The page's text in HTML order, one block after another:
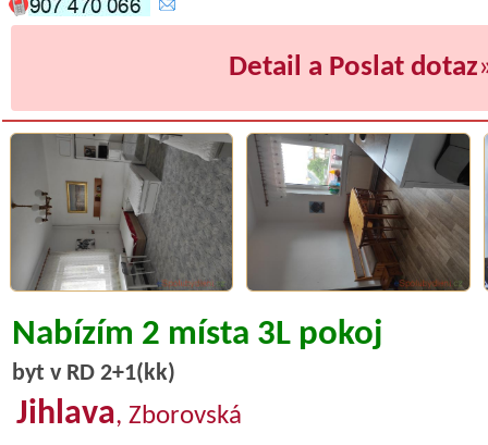
Detail a Poslat dotaz
Nabízím 2 místa 3L pokoj
byt v RD 2+1(kk)
Jihlava, Zborovská